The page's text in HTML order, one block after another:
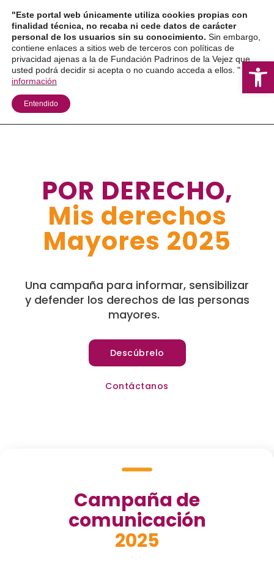
contenido
POR DERECHO,
Mis derechos
Mayores 2025
Una campaña para informar, sensibilizar
y defender los derechos de las personas
mayores.
Descúbrelo
Contáctanos
Campaña de
comunicación
2025
"Este portal web únicamente utiliza cookies propias con
finalidad técnica, no recaba ni cede datos de carácter
personal de los usuarios sin su conocimiento. Sin embargo,
contiene enlaces a sitios web de terceros con políticas de
privacidad ajenas a la de Fundación Padrinos de la Vejez que
usted podrá decidir si acepta o no cuando acceda a ellos. "
Más
información
Entendido